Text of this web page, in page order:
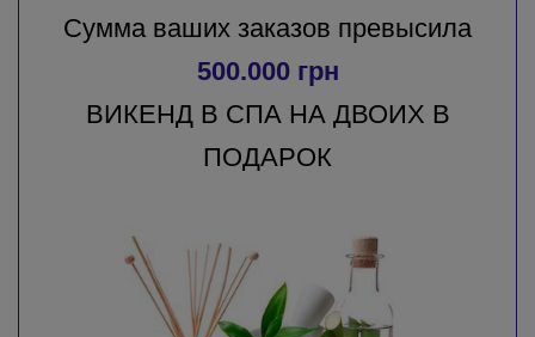
Сумма ваших заказов превысила
500.000 грн
ВИКЕНД В СПА НА ДВОИХ В
ПОДАРОК